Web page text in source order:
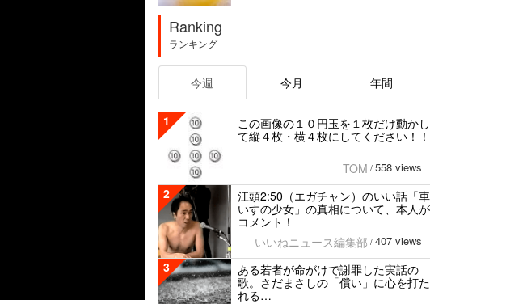
Ranking
ランキング
今週 今月 年間
1
この画像の１０円玉を１枚だけ動かし
て縦４枚・横４枚にしてください！！
TOM / 558 views
2
江頭2:50（エガチャン）のいい話「車
いすの少女」の真相について、本人が
コメント！
いいねニュース編集部 / 407 views
3
ある若者が命がけで謝罪した実話の
歌。さだまさしの「償い」に心を打た
れる…